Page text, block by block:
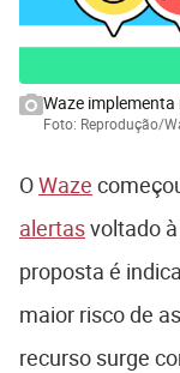
Waze
Foto: Reprodução/
OWaze
alertasvoltado
proposta é
maior risco de
recurso surge